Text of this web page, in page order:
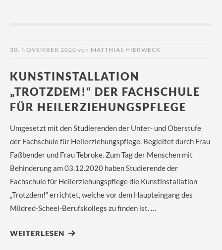
30. NOVEMBER 2020 von MATTHIAS HIERWECK
KUNSTINSTALLATION
„TROTZDEM!“ DER FACHSCHULE
FÜR HEILERZIEHUNGSPFLEGE
Umgesetzt mit den Studierenden der Unter- und Oberstufe
der Fachschule für Heilerziehungspflege. Begleitet durch Frau
Faßbender und Frau Tebroke. Zum Tag der Menschen mit
Behinderung am 03.12.2020 haben Studierende der
Fachschule für Heilerziehungspflege die Kunstinstallation
„Trotzdem!“ errichtet, welche vor dem Haupteingang des
Mildred-Scheel-Berufskollegs zu finden ist. …
WEITERLESEN